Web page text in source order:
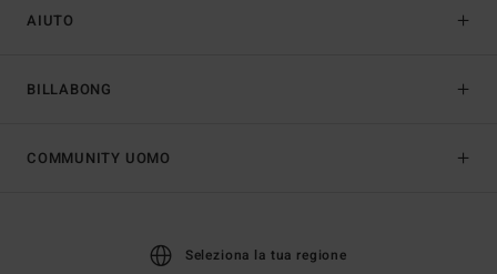
AIUTO
BILLABONG
COMMUNITY UOMO
Seleziona la tua regione